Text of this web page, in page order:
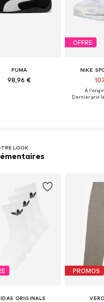
PUMA
98,96 €
OFFRE
NIKE
À
Dernier prix
LOOK
ORIGINALS
PROMOS